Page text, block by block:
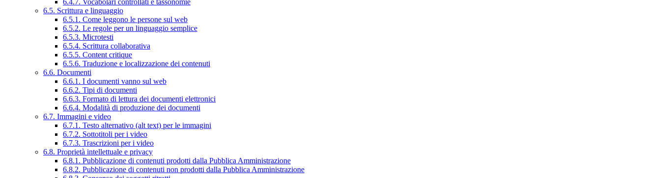
6.4.7. Vocabolari controllati e tassonomie
6.5. Scrittura e linguaggio
6.5.1. Come leggono le persone sul web
6.5.2. Le regole per un linguaggio semplice
6.5.3. Microtesti
6.5.4. Scrittura collaborativa
6.5.5. Content critique
6.5.6. Traduzione e localizzazione dei contenuti
6.6. Documenti
6.6.1. I documenti vanno sul web
6.6.2. Tipi di documenti
6.6.3. Formato di lettura dei documenti elettronici
6.6.4. Modalità di produzione dei documenti
6.7. Immagini e video
6.7.1. Testo alternativo (alt text) per le immagini
6.7.2. Sottotitoli per i video
6.7.3. Trascrizioni per i video
6.8. Proprietà intellettuale e privacy
6.8.1. Pubblicazione di contenuti prodotti dalla Pubblica Amministrazione
6.8.2. Pubblicazione di contenuti non prodotti dalla Pubblica Amministrazione